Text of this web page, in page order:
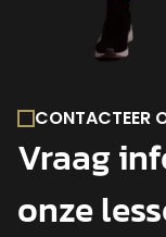
CONTACTEER
Vraag
onze